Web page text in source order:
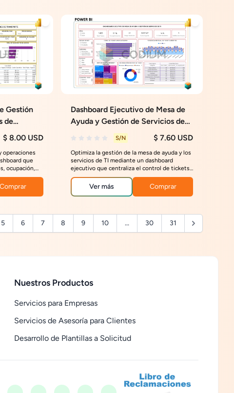
Gestión
de
$ 8.00 USD
operaciones
que
ocupación,
el
de la
Comprar
Dashboard Ejecutivo de Mesa de
Ayuda y Gestión de Servicios de
S/N $ 7.60 USD
Optimiza la gestión de la mesa de ayuda y los
servicios de TI mediante un dashboard
ejecutivo que centraliza el control de tickets,
cumplimiento de SLA, tiempos de resolución,
facilitando el monitoreo del desempeño del
área de soporte tecnológico.
Ver más Comprar
5 6 7 8 9 10 ... 30 31
Nuestros Productos
Servicios para Empresas
Servicios de Asesoría para Clientes
Desarrollo de Plantillas a Solicitud